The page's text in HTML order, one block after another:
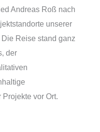
Andreas Roß nach
unserer
Reise stand ganz
der
vor Ort.